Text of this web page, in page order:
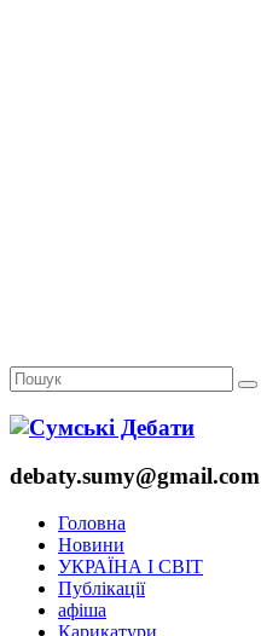
debaty.sumy@gmail.com
Головна
Новини
УКРАЇНА І СВІТ
Публікації
афіша